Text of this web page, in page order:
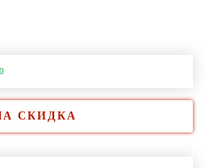
0
СКИДКА